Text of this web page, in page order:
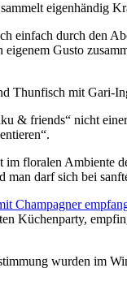
eigenhändig
einfach durch den
Gusto
Thunfisch mit Gari-
& friends“ nicht
floralen Ambiente
man darf sich bei
Küchenparty,
wurden im